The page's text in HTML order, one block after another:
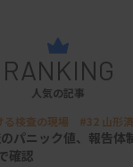
い例です。企業
げて売上を確保
ることができま
RANKING
人気の記事
る検査の現場 #32 山形
パニック値、報告
確認